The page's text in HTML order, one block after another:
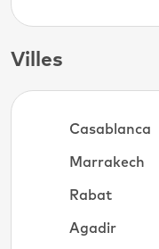
Villes
Casablanca
Marrakech
Rabat
Agadir